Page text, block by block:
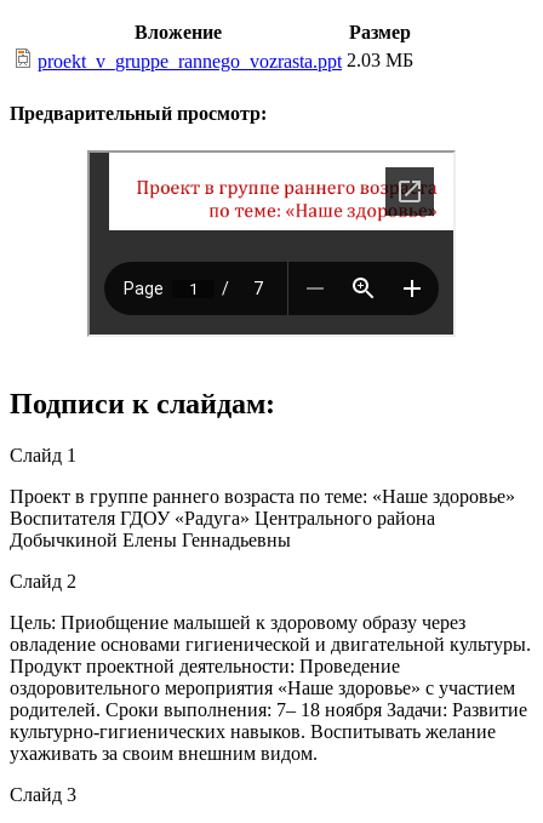
Вложение
Размер
proekt_v_gruppe_rannego_vozrasta.ppt 2.03 МБ
Предварительный просмотр:
Подписи к слайдам:
Слайд 1
Проект в группе раннего возраста по теме: «Наше здоровье»
Воспитателя ГДОУ «Радуга» Центрального района
Добычкиной Елены Геннадьевны
Слайд 2
Цель: Приобщение малышей к здоровому образу через
овладение основами гигиенической и двигательной культуры.
Продукт проектной деятельности: Проведение
оздоровительного мероприятия «Наше здоровье» с участием
родителей. Сроки выполнения: 7– 18 ноября Задачи: Развитие
культурно-гигиенических навыков. Воспитывать желание
ухаживать за своим внешним видом.
Слайд 3